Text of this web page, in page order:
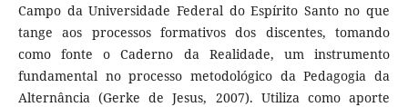
Campo da Universidade Federal do Espírito Santo no que
tange aos processos formativos dos discentes, tomando
como fonte o Caderno da Realidade, um instrumento
fundamental no processo metodológico da Pedagogia da
Alternância (Gerke de Jesus, 2007). Utiliza como aporte